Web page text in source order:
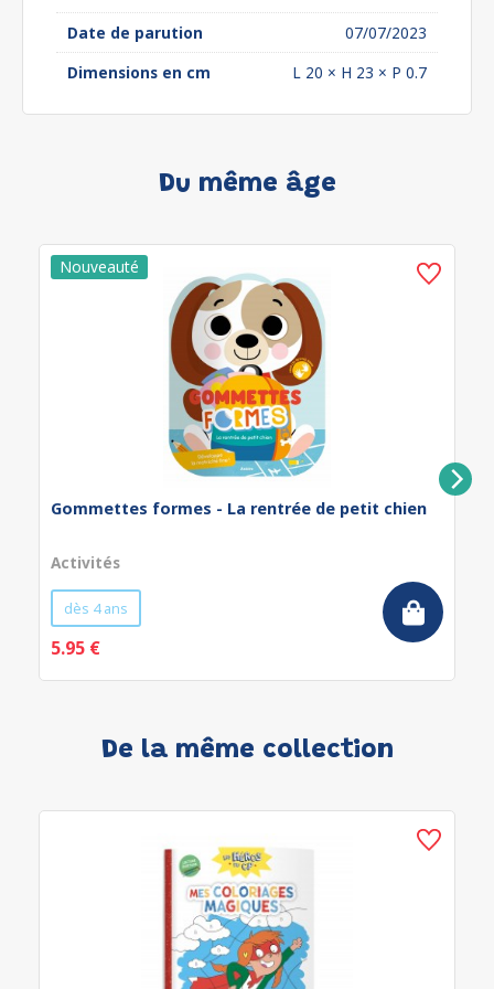
Date de parution
07/07/2023
Dimensions en cm
L 20 × H 23 × P 0.7
Du même âge
Gommettes formes - La rentrée de petit chien
Activités
dès 4 ans
5.95 €
De la même collection